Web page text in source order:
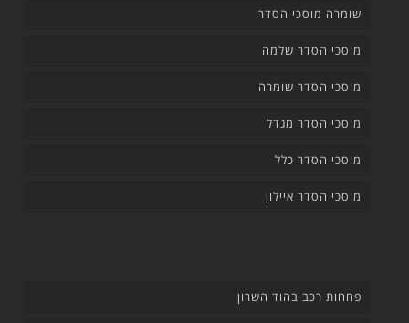
שומרה מוסכי הסדר
מוסכי הסדר שלמה
מוסכי הסדר שומרה
מוסכי הסדר מגדל
מוסכי הסדר כלל
מוסכי הסדר איילון
פחחות רכב בהוד השרון